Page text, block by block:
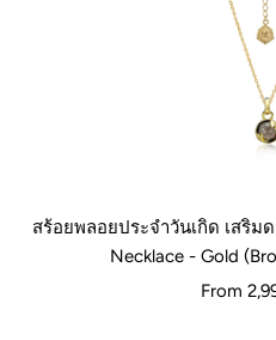
สร้อยพลอยประจำวันเกิด เสริม
Necklace - Gold
From